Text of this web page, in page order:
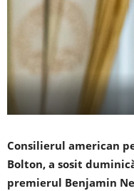
Consilierul american
Bolton, a sosit
premierul Benjamin